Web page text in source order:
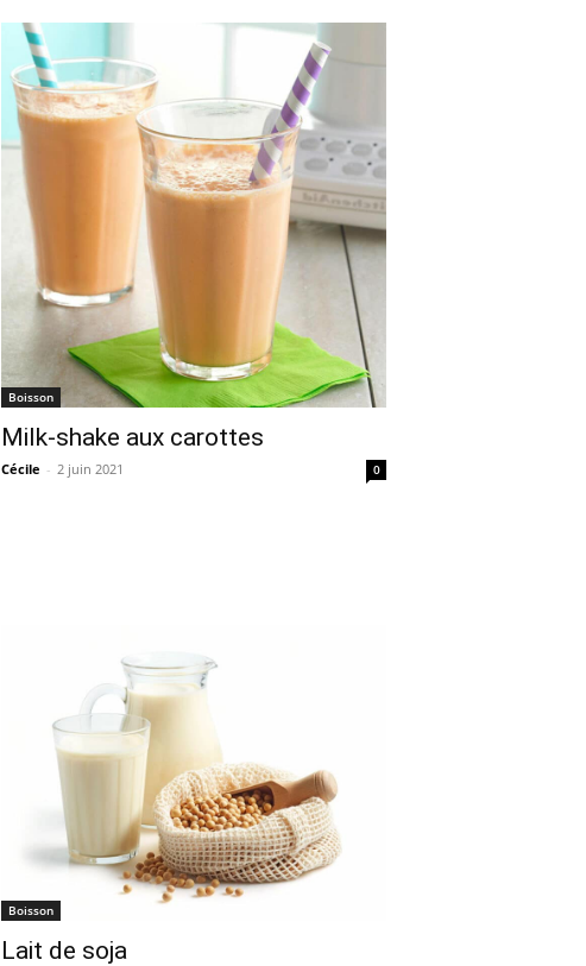
Boisson
Milk-shake aux carottes
Cécile - 2 juin 2021 0
Boisson
Lait de soja